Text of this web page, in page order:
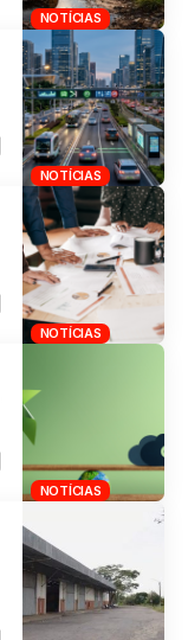
NOTÍCIAS
NOTÍCIAS
NOTÍCIAS
NOTÍCIAS